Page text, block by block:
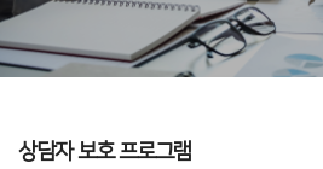
상담자 보호 프로그램